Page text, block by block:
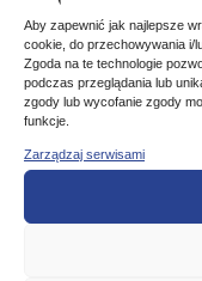
Aby zapewnić jak najlepsze
cookie, do przechowywania i/
Zgoda na te technologie
podczas przeglądania lub
zgody lub wycofanie zgody
funkcje.
Zarządzaj serwisami
DAM Błystka
Blacky
spinner – Dam
pracują w wodzie,